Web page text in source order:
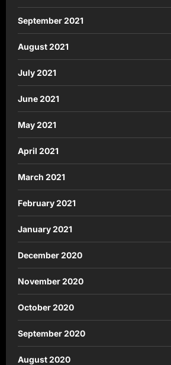
September 2021
August 2021
July 2021
June 2021
May 2021
April 2021
March 2021
February 2021
January 2021
December 2020
November 2020
October 2020
September 2020
August 2020